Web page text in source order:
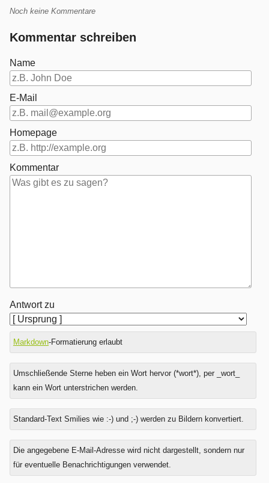
Trackbacks
leider
nicht
möglich.
Noch keine Kommentare
Kommentar schreiben
Name
E-Mail
Homepage
Kommentar
Antwort zu
Markdown-Formatierung erlaubt
Umschließende Sterne heben ein Wort hervor (*wort*), per _wort_
kann ein Wort unterstrichen werden.
Standard-Text Smilies wie :-) und ;-) werden zu Bildern konvertiert.
Was
ist
Sieben
Die angegebene E-Mail-Adresse wird nicht dargestellt, sondern nur
für eventuelle Benachrichtigungen verwendet.